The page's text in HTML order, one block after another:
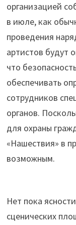
организацией
в июле, как
проведения
артистов будут
что
обеспечивать
сотрудников
органов.
для охраны
«Нашествия» в
возможным.
Нет пока
сценических